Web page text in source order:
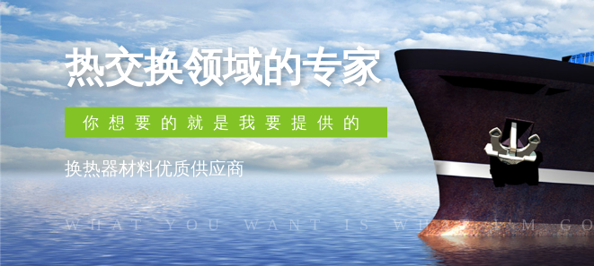
热交换领域的专家
你想要的就是我要提供的
换热器材料优质供应商
WHAT YOU WANT IS WHAT I'M